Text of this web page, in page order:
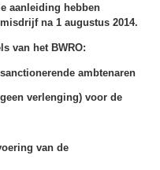
aanleiding hebben
na 1 augustus 2014.
van het BWRO:
ambtenaren
verlenging) voor de
van de